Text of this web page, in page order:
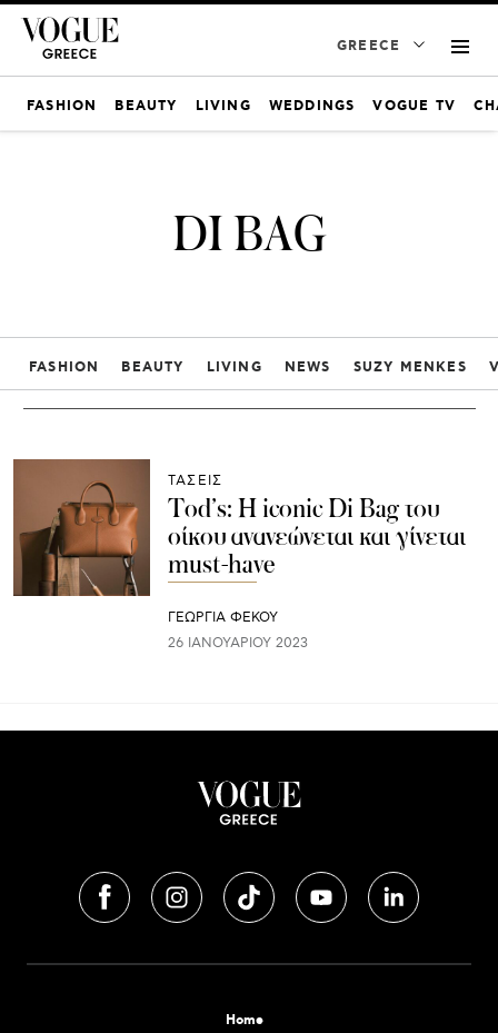
GREECE
FASHION BEAUTY LIVING WEDDINGS VOGUE TV
DI BAG
FASHION BEAUTY LIVING NEWS SUZY MENKES
ΤΑΣΕΙΣ
Tod’s: H iconic Di Bag του
οίκου ανανεώνεται και γίνεται
must-have
ΓΕΩΡΓΙΑ ΦΕΚΟΥ
26 ΙΑΝΟΥΑΡΊΟΥ 2023
Home